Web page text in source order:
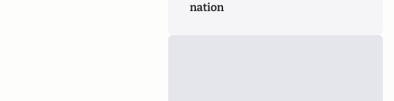
nation